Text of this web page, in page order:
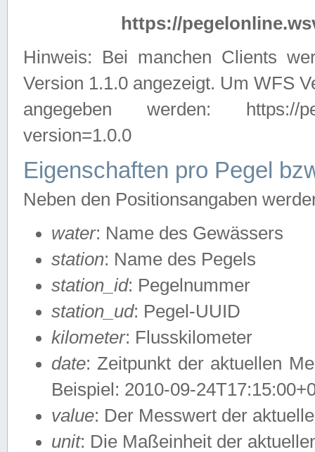
https://
Hinweis: Bei manchen Clients
Version 1.1.0 angezeigt. Um WFS
angegeben werden: https://
version=1.0.0
Eigenschaften pro Pegel
Neben den Positionsangaben
water: Name des Gewässers
station: Name des Pegels
station_id: Pegelnummer
station_ud: Pegel-UUID
kilometer: Flusskilometer
date: Zeitpunkt der aktuellen
Beispiel: 2010-09-
value: Der Messwert der
unit: Die Maßeinheit der